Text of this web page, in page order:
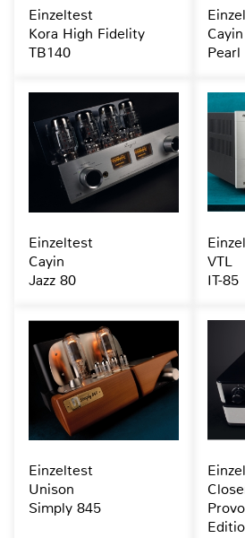
Einzeltest
Kora High Fidelity
TB140
Cayin
Pearl
Einzeltest
Cayin
Jazz 80
VTL
IT-85
Einzeltest
Unison
Simply 845